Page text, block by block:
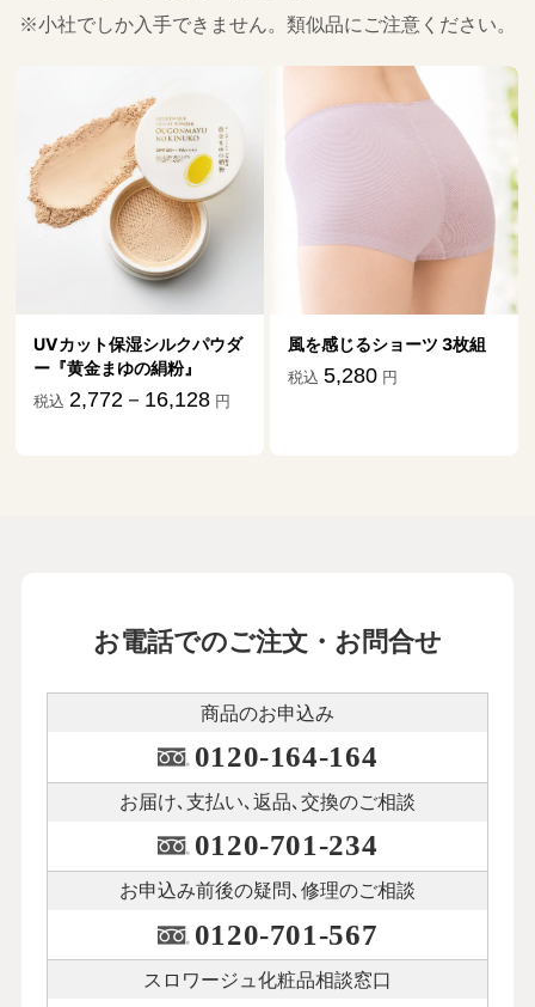
※小社でしか入手できません。類似品にご注意ください。
UVカット保湿シルクパウダ
ー『黄金まゆの絹粉』
税込 2,772－16,128 円
風を感じるショーツ 3枚組
税込 5,280 円
お電話でのご注文・お問合せ
商品のお申込み
0120-164-164
お届け､支払い､ 返品､交換のご相談
0120-701-234
お申込み前後の疑問､修理のご相談
0120-701-567
スロワージュ化粧品相談窓口